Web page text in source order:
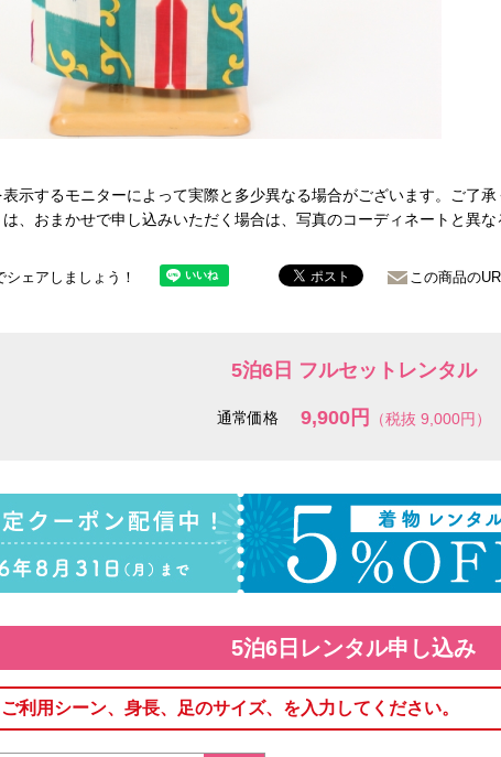
示するモニターによって実際と多少異なる場合がございます。ご了承
、おまかせで申し込みいただく場合は、写真のコーディネートと異な
ェアしましょう！ この商品の
5泊6日 フルセットレンタル
通常価格 9,900円 （税抜 9,000円）
5泊6日レンタル申し込み
利用シーン、身長、足のサイズ、を入力してください。